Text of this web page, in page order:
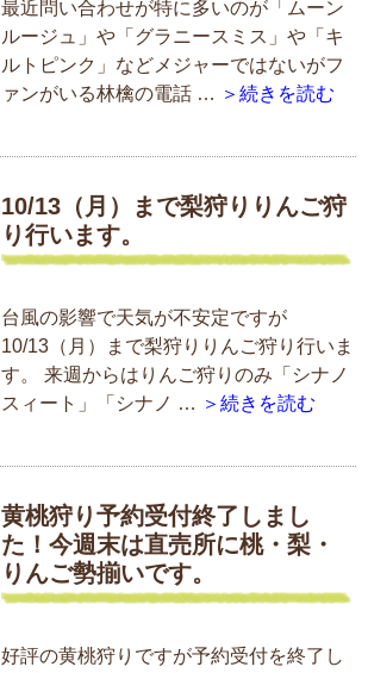
最近問い合わせが特に多いのが「ムーン
ルージュ」や「グラニースミス」や「キ
ルトピンク」などメジャーではないがフ
ァンがいる林檎の電話 … ＞続きを読む
10/13（月）まで梨狩りりんご狩
り行います。
台風の影響で天気が不安定ですが
10/13（月）まで梨狩りりんご狩り行いま
す。 来週からはりんご狩りのみ「シナノ
スィート」「シナノ … ＞続きを読む
黄桃狩り予約受付終了しまし
た！今週末は直売所に桃・梨・
りんご勢揃いです。
好評の黄桃狩りですが予約受付を終了し